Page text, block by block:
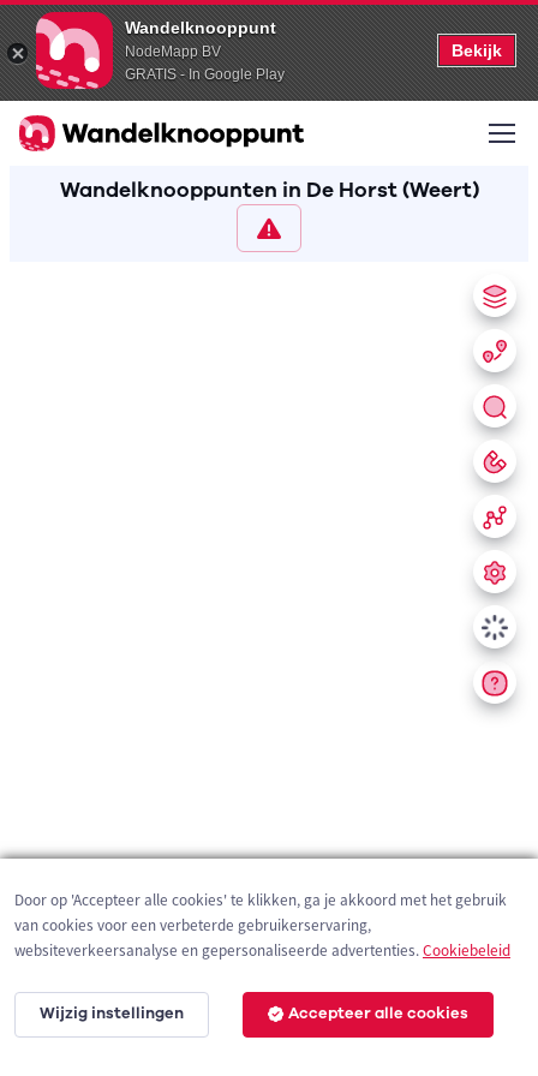
Wandelknooppunt
NodeMapp BV
GRATIS - In Google Play
Bekijk
Wandelknooppunten in De Horst (Weert)
200 m
Door op 'Accepteer alle cookies' te klikken, ga je akkoord met het gebruik
van cookies voor een verbeterde gebruikerservaring,
websiteverkeersanalyse en gepersonaliseerde advertenties.Cookiebeleid
Wijzig instellingen Accepteer alle cookies